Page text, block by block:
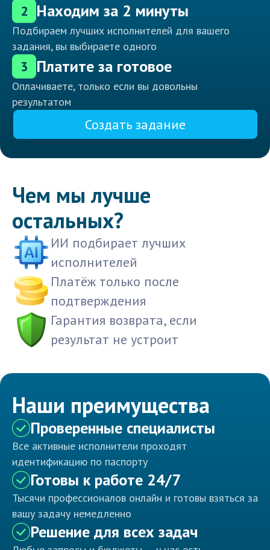
2 Находим за 2 минуты
Подбираем лучших исполнителей для вашего
задания, вы выбираете одного
3 Платите за готовое
Оплачиваете, только если вы довольны
результатом
Создать задание
Чем мы лучше
остальных?
ИИ подбирает лучших
исполнителей
Платёж только после
подтверждения
Гарантия возврата, если
результат не устроит
Наши преимущества
Проверенные специалисты
Все активные исполнители проходят
идентификацию по паспорту
Готовы к работе 24/7
Тысячи профессионалов онлайн и готовы взяться за
вашу задачу немедленно
Решение для всех задач